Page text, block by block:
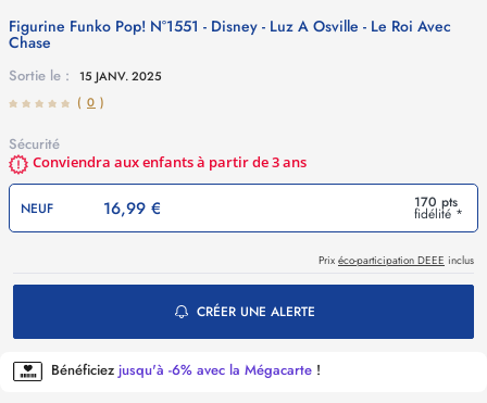
Figurine Funko Pop! N°1551 - Disney - Luz A Osville - Le Roi Avec
Chase
Sortie le :
15 JANV. 2025
( 0 )
Sécurité
Conviendra aux enfants à partir de 3 ans
NEUF 16,99 € 170 pts
fidélité *
Prix éco-participation DEEE inclus
CRÉER UNE ALERTE
Bénéficiez jusqu'à -6% avec la Mégacarte !